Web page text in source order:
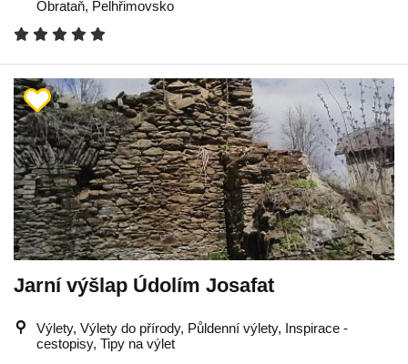
Obrataň, Pelhřimovsko
Jarní výšlap Údolím Josafat
Výlety, Výlety do přírody, Půldenní výlety, Inspirace -
cestopisy, Tipy na výlet